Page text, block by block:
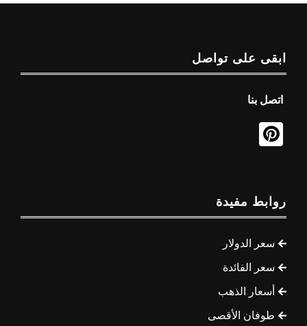
ابقى على تواصل
اتصل بنا
روابط مفيدة
سعر الدولار
سعر الفائدة
أسعار الذهب
طوفان الأقصى